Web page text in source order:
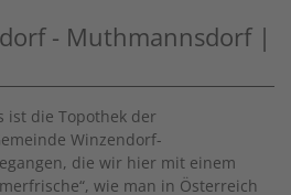
- Muthmannsdorf |
ist die Topothek der
Winzendorf-
die wir hier mit einem
wie man in Österreich